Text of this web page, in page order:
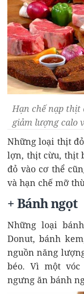
Hạn chế nạp thịt
giảm lượng calo
Những loại thịt
lợn, thịt cừu, thịt
đỏ vào cơ thể
và hạn chế mỡ
+ Bánh ngọt
Những loại
Donut, bánh
nguồn năng
béo. Vì một
ngưng ăn bánh